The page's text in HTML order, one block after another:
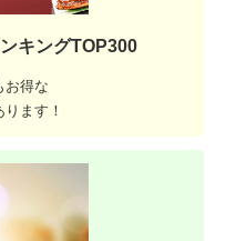
キングTOP300
お得な
ます！